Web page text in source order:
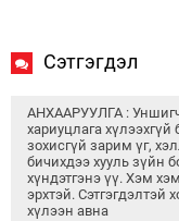
Сэтгэгдэл
АНХААРУУЛГА :
хариуцлага
зохисгүй зарим үг,
бичихдээ хууль зүйн
хүндэтгэнэ үү. Хэм
эрхтэй. Сэтгэгдэлтэй
хүлээн авна